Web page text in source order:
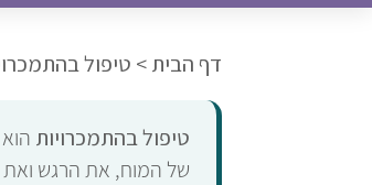
דף הבית> טיפול
טיפול בהתמכרויות
של המוח, את הרגש ואת